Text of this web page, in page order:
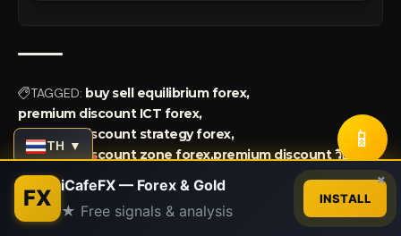
TAGGED: buy sell equilibrium forex
premium discount ICT forex
premium discount strategy forex
premium discount zone forexpremium discount วิธีหา
What do you think?
TH ▼ 📱
FX iCafeFX — Forex & Gold
★ Free signals & analysis
INSTALL
×
Contact us
Open